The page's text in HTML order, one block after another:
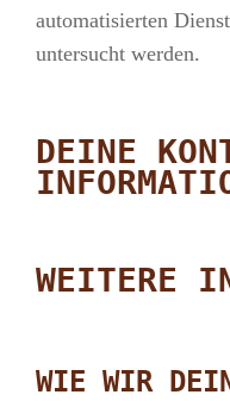
automatisierten
untersucht werden.
DEINE
WEITERE
WIE WIR